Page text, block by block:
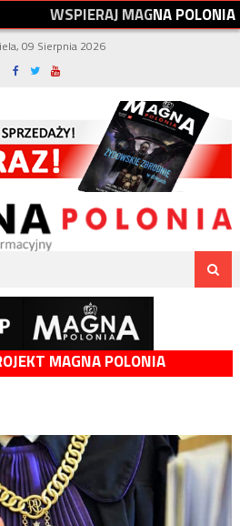
WSPIERAJMAGNAPOLONIA
09 Sierpnia 2026
MAGNA POLONIA